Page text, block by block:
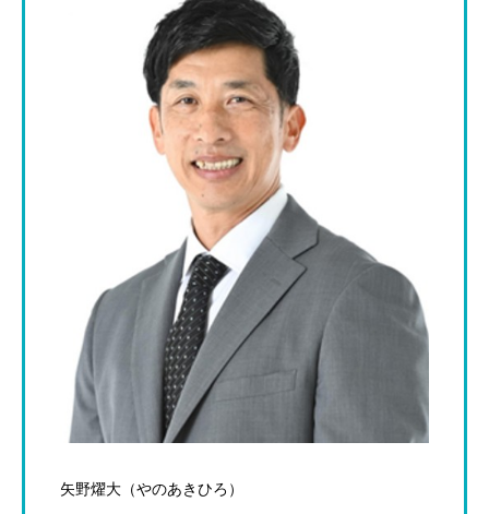
矢野燿大（やのあきひろ）